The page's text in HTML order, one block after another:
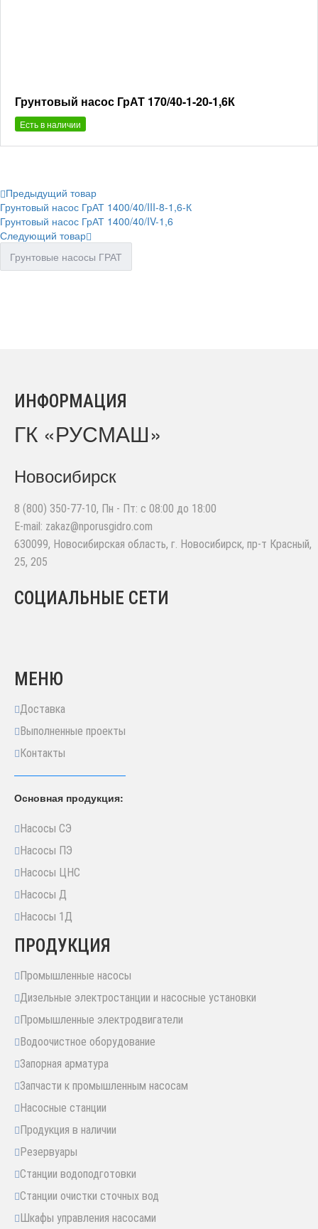
Грунтовый насос ГрАТ 170/40-1-20-1,6К
Есть в наличии
Предыдущий товар
Грунтовый насос ГрАТ 1400/40/III-8-1,6-К
Грунтовый насос ГрАТ 1400/40/IV-1,6
Следующий товар
Грунтовые насосы ГРАТ
ИНФОРМАЦИЯ
ГК «РУСМАШ»
Новосибирск
8 (800) 350-77-10, Пн - Пт: с 08:00 до 18:00
E-mail: zakaz@nporusgidro.com
630099, Новосибирская область, г. Новосибирск, пр-т Красный,
25, 205
СОЦИАЛЬНЫЕ СЕТИ
МЕНЮ
Доставка
Выполненные проекты
Контакты
Основная продукция:
Насосы СЭ
Насосы ПЭ
Насосы ЦНС
Насосы Д
Насосы 1Д
ПРОДУКЦИЯ
Промышленные насосы
Дизельные электростанции и насосные установки
Промышленные электродвигатели
Водоочистное оборудование
Запорная арматура
Запчасти к промышленным насосам
Насосные станции
Продукция в наличии
Резервуары
Станции водоподготовки
Станции очистки сточных вод
Шкафы управления насосами